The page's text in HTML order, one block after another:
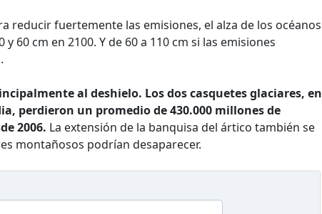
reducir fuertemente las emisiones, el alza de los océanos
60 cm en 2100. Y de 60 a 110 cm si las emisiones
al deshielo. Los dos casquetes glaciares, en
perdieron un promedio de 430.000 millones de
2006. La extensión de la banquisa del ártico también se
montañosos podrían desaparecer.